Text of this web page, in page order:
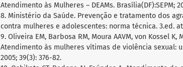
Atendimento às Mulheres – DEAMs. Brasília(DF):SEPM;
8. Ministério da Saúde. Prevenção e tratamento dos
contra mulheres e adolescentes: norma técnica. 3.ed.
9. Oliveira EM, Barbosa RM, Moura AAVM, von Kossel K,
Atendimento às mulheres vítimas de violência sexual:
2005; 39(3): 376-82.